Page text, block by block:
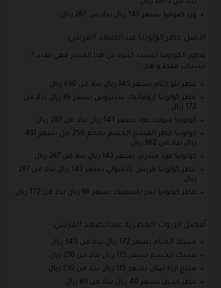
بدلا من 2875 ريال .
ورد صوفيا بسعر 143 ريال بدلا من 287 ريال .
افضل عطر كولونيا عبدالصمد القرشي
عطور الكولونيا ليست كثيرة في هذا المتجر فهي بعدد 7
منتجات فقط و هم :
عطر بلو كنام بسعر 345 ريال بدلا من 690 ريال .
عطر كولونيا اروماتيك سيتروس بسعر 86 ريال بدلا من
172 ريال .
كولونيا سويت عود بسعر 143 ريال بدلا من 287 ريال .
كولونيا عطر المسج الجسم بحجم 250 مل بسعر 431
ريال بدلا من 862 ريال .
كولونيا عود مندرين بسعر 143 ريال بدلا من 287 ريال .
عطر كولونيا فريش باتشولي بسعر 143 ريال بدلا من 287
ريال .
عطر كولونيا ليذر بلسميك بسعر 86 ريال بدلا من 172 ريال
.
أفضل الزيوت العطرية عبدالصمد القرشي
مسك الختام بسعر 172 ريال بدلا من 345 ريال .
مسك الجسم بسعر 115 ريال بدلا من 230 ريال .
منتج ارزة لبنان بسعر 115 ريال بدلا من 230 ريال .
عطر اسيل بسعر 40 ريال بدلا من 80 ريال .